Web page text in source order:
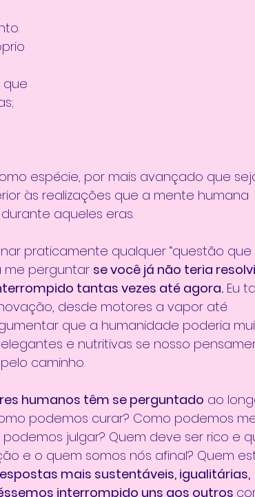
que
espécie, por mais avançado que
às realizações que a mente humana
aqueles eras.
praticamente qualquer “questão
me perguntar se você já não teria
tantas vezes até agora. Eu
desde motores a vapor até
que a humanidade poderia
e nutritivas se nosso
caminho.
humanos têm se perguntado ao
podemos curar? Como podemos
julgar? Quem deve ser rico e
e o quem somos nós afinal? Quem
mais sustentáveis, igualitárias,
interrompido uns aos outros